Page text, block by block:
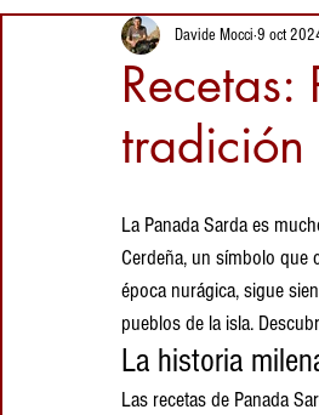
estirada típico de
Cerdeña
22 may 2025
Intolerancia a la
lactosa: ¿qué
5 mar 2025
del Ganges con
Pecorino Sardo y
Azafrán de San
Gavino, un
encuentro de
sabores
5 feb 2025
tradición
Davide Mocci 9 oct
La Panada Sarda es
Cerdeña, un símbolo que
época nurágica, sigue
pueblos de la isla.
La historia
Las recetas de Panada